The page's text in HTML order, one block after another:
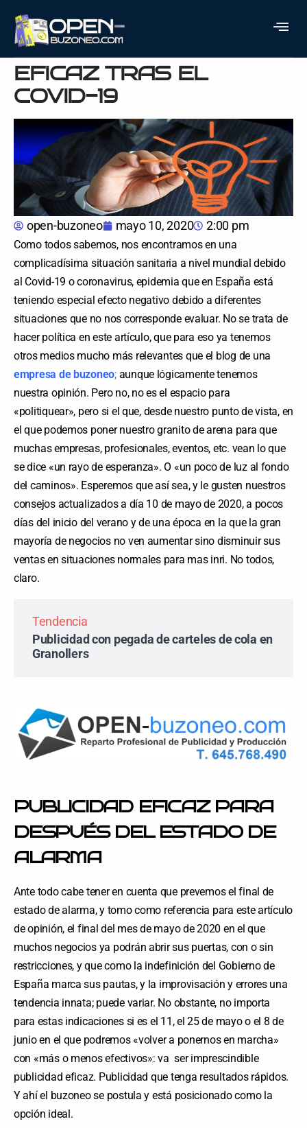
RELANZA TU NEGOCIO
CON PUBLICIDAD
EFICAZ TRAS EL
COVID-19
open-buzoneo mayo 10, 2020 2:00 pm
Como todos sabemos, nos encontramos en una
complicadísima situación sanitaria a nivel mundial debido
al Covid-19 o coronavirus, epidemia que en España está
teniendo especial efecto negativo debido a diferentes
situaciones que no nos corresponde evaluar. No se trata de
hacer política en este artículo, que para eso ya tenemos
otros medios mucho más relevantes que el blog de una
empresa de buzoneo; aunque lógicamente tenemos
nuestra opinión. Pero no, no es el espacio para
«politiquear», pero si el que, desde nuestro punto de vista, en
el que podemos poner nuestro granito de arena para que
muchas empresas, profesionales, eventos, etc. vean lo que
se dice «un rayo de esperanza». O «un poco de luz al fondo
del caminos». Esperemos que así sea, y le gusten nuestros
consejos actualizados a día 10 de mayo de 2020, a pocos
días del inicio del verano y de una época en la que la gran
mayoría de negocios no ven aumentar sino disminuir sus
ventas en situaciones normales para mas inri. No todos,
claro.
Tendencia
Publicidad con pegada de carteles de cola en
Granollers
PUBLICIDAD EFICAZ PARA
DESPUÉS DEL ESTADO DE
ALARMA
Ante todo cabe tener en cuenta que prevemos el final de
estado de alarma, y tomo como referencia para este artículo
de opinión, el final del mes de mayo de 2020 en el que
muchos negocios ya podrán abrir sus puertas, con o sin
restricciones, y que como la indefinición del Gobierno de
España marca sus pautas, y la improvisación y errores una
tendencia innata; puede variar. No obstante, no importa
para estas indicaciones si es el 11, el 25 de mayo o el 8 de
junio en el que podremos «volver a ponernos en marcha»
con «más o menos efectivos»: va ser imprescindible
publicidad eficaz. Publicidad que tenga resultados rápidos.
Y ahí el buzoneo se postula y está posicionado como la
opción ideal.